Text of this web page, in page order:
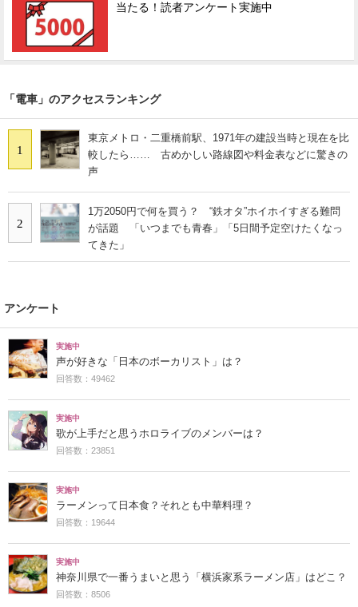
当たる！読者アンケート実施中
「電車」のアクセスランキング
1
東京メトロ・二重橋前駅、1971年の建設当時と現在を比
較したら…… 古めかしい路線図や料金表などに驚きの
声
2
1万2050円で何を買う？ “鉄オタ”ホイホイすぎる難問
が話題 「いつまでも青春」「5日間予定空けたくなっ
てきた」
アンケート
実施中
声が好きな「日本のボーカリスト」は？
回答数：49462
実施中
歌が上手だと思うホロライブのメンバーは？
回答数：23851
実施中
ラーメンって日本食？それとも中華料理？
回答数：19644
実施中
神奈川県で一番うまいと思う「横浜家系ラーメン店」はどこ？
回答数：8506